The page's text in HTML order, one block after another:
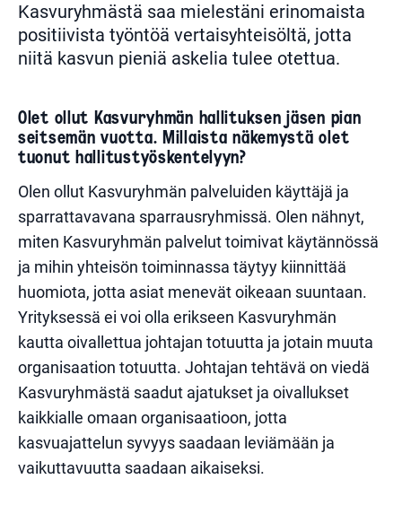
Kasvuryhmästä saa mielestäni erinomaista
positiivista työntöä vertaisyhteisöltä, jotta
niitä kasvun pieniä askelia tulee otettua.
Olet ollut Kasvuryhmän hallituksen jäsen pian
seitsemän vuotta. Millaista näkemystä olet
tuonut hallitustyöskentelyyn?
Olen ollut Kasvuryhmän palveluiden käyttäjä ja
sparrattavavana sparrausryhmissä. Olen nähnyt,
miten Kasvuryhmän palvelut toimivat käytännössä
ja mihin yhteisön toiminnassa täytyy kiinnittää
huomiota, jotta asiat menevät oikeaan suuntaan.
Yrityksessä ei voi olla erikseen Kasvuryhmän
kautta oivallettua johtajan totuutta ja jotain muuta
organisaation totuutta. Johtajan tehtävä on viedä
Kasvuryhmästä saadut ajatukset ja oivallukset
kaikkialle omaan organisaatioon, jotta
kasvuajattelun syvyys saadaan leviämään ja
vaikuttavuutta saadaan aikaiseksi.